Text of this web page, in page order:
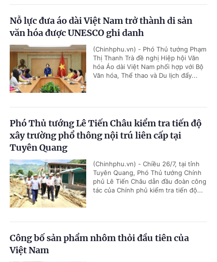
Nỗ lực đưa áo dài Việt Nam trở thành di sản
văn hóa được UNESCO ghi danh
(Chinhphu.vn) - Phó Thủ tướng Phạm
Thị Thanh Trà đề nghị Hiệp hội Văn
hóa Áo dài Việt Nam phối hợp với Bộ
Văn hóa, Thể thao và Du lịch đẩy...
Phó Thủ tướng Lê Tiến Châu kiểm tra tiến độ
xây trường phổ thông nội trú liên cấp tại
Tuyên Quang
(Chinhphu.vn) - Chiều 26/7, tại tỉnh
Tuyên Quang, Phó Thủ tướng Chính
phủ Lê Tiến Châu dẫn đầu đoàn công
tác của Chính phủ kiểm tra tiến độ...
Công bố sản phẩm nhôm thỏi đầu tiên của
Việt Nam